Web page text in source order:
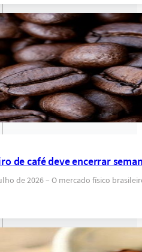
de café deve encerrar
de 2026 – O mercado físico